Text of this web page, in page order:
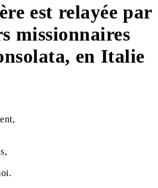
est relayée par
missionnaires
en Italie